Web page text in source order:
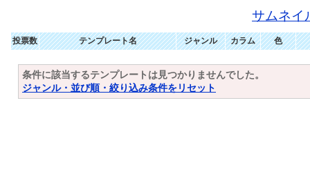
サムネイ
投票数 テンプレート名 ジャンル カラム 色
条件に該当するテンプレートは見つかりませんでした。
ジャンル・並び順・絞り込み条件をリセット